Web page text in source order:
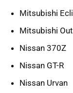
Mitsubishi
Mitsubishi
Nissan 370Z
Nissan GT-R
Nissan Urvan